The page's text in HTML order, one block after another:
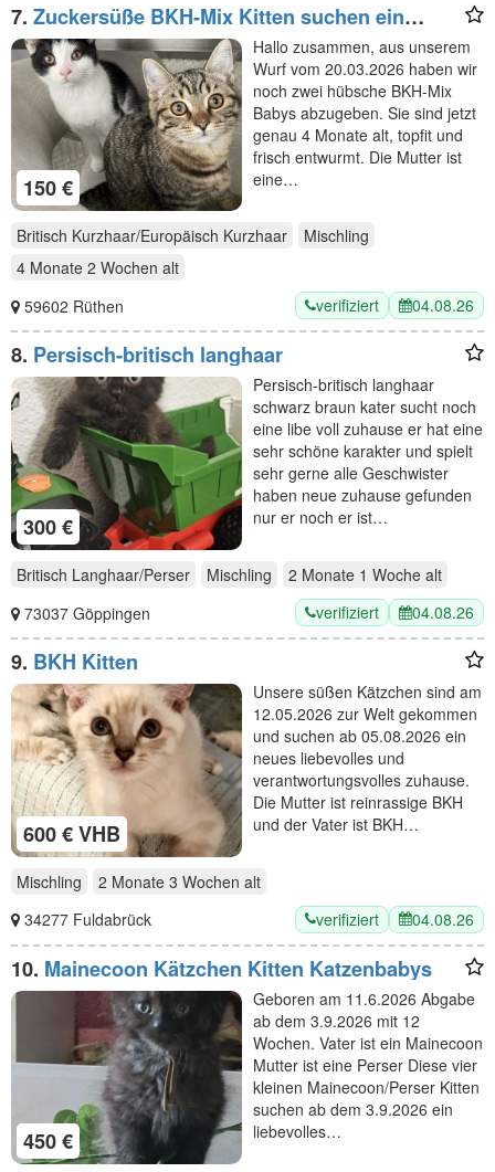
7. Zuckersüße BKH-Mix Kitten suchen ein
liebevolles Zuhause!
150 €
Hallo zusammen, aus unserem
Wurf vom 20.03.2026 haben wir
noch zwei hübsche BKH-Mix
Babys abzugeben. Sie sind jetzt
genau 4 Monate alt, topfit und
frisch entwurmt. Die Mutter ist
eine…
Britisch Kurzhaar/Europäisch Kurzhaar
Mischling
4 Monate 2 Wochen alt
59602 Rüthen
verifiziert 04.08.26
8. Persisch-britisch langhaar
300 €
Persisch-britisch langhaar
schwarz braun kater sucht noch
eine libe voll zuhause er hat eine
sehr schöne karakter und spielt
sehr gerne alle Geschwister
haben neue zuhause gefunden
nur er noch er ist…
Britisch Langhaar/Perser Mischling 2 Monate 1 Woche alt
73037 Göppingen
verifiziert 04.08.26
9. BKH Kitten
600 € VHB
Unsere süßen Kätzchen sind am
12.05.2026 zur Welt gekommen
und suchen ab 05.08.2026 ein
neues liebevolles und
verantwortungsvolles zuhause.
Die Mutter ist reinrassige BKH
und der Vater ist BKH…
Mischling 2 Monate 3 Wochen alt
34277 Fuldabrück
verifiziert 04.08.26
10. Mainecoon Kätzchen Kitten Katzenbabys
450 €
Geboren am 11.6.2026 Abgabe
ab dem 3.9.2026 mit 12
Wochen. Vater ist ein Mainecoon
Mutter ist eine Perser Diese vier
kleinen Mainecoon/Perser Kitten
suchen ab dem 3.9.2026 ein
liebevolles…